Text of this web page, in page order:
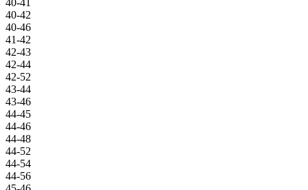
40-42
40-46
41-42
42-43
42-44
42-52
43-44
43-46
44-45
44-46
44-48
44-52
44-54
44-56